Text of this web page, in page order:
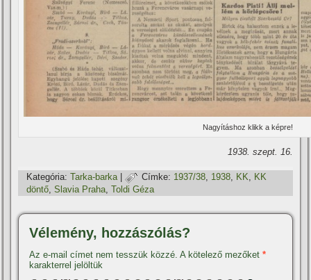
Nagyí­táshoz klikk a képre!
1938. szept. 16.
Kategória: Tarka-barka| Címke: 1937/38, 1938, KK, KK
döntő ,Slavia Praha ,Toldi Géza
Vélemény, hozzászólás?
Az e-mail címet nem tesszük közzé. A kötelező mezőket*
karakterrel jelöltük